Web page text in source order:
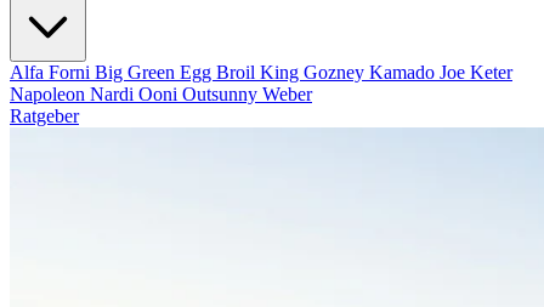
Alfa Forni Big Green Egg Broil King Gozney Kamado Joe Keter
Napoleon Nardi Ooni Outsunny Weber
Ratgeber